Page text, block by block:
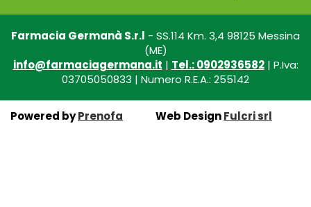
Farmacia Germanà S.r.l - SS.114 Km. 3,4 98125 Messina
(ME)
info@farmaciagermana.it | Tel.: 0902936582| P.Iva:
03705050833 | Numero R.E.A.: 255142
Powered byPrenofa Web DesignFulcri srl